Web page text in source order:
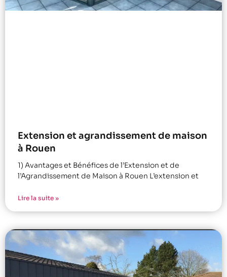
Extension et agrandissement de maison
à Rouen
1) Avantages et Bénéfices de l’Extension et de
l’Agrandissement de Maison à Rouen L’extension et
Lire la suite »